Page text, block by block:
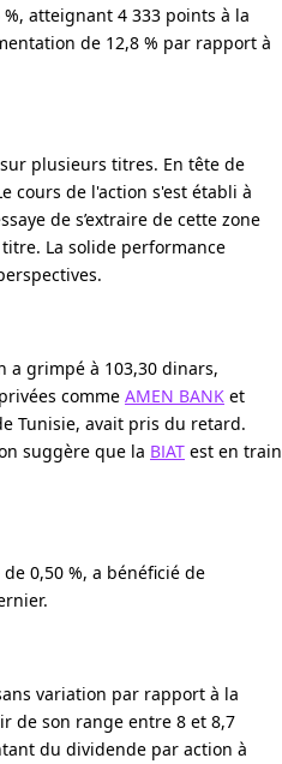
atteignant 4 333 points à la
de 12,8 % par rapport à
plusieurs titres. En tête de
cours de l'action s'est établi à
de s’extraire de cette zone
La solide performance
a grimpé à 103,30 dinars,
comme AMEN BANK et
Tunisie, avait pris du retard.
suggère que la BIAT est en train
0,50 %, a bénéficié de
variation par rapport à la
de son range entre 8 et 8,7
du dividende par action à